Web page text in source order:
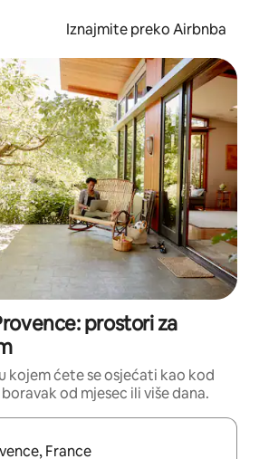
Iznajmite preko Airbnba
prostori za
kojem ćete se osjećati kao kod
od mjesec ili više dana.
rezultati, moći ćete ih pregledati